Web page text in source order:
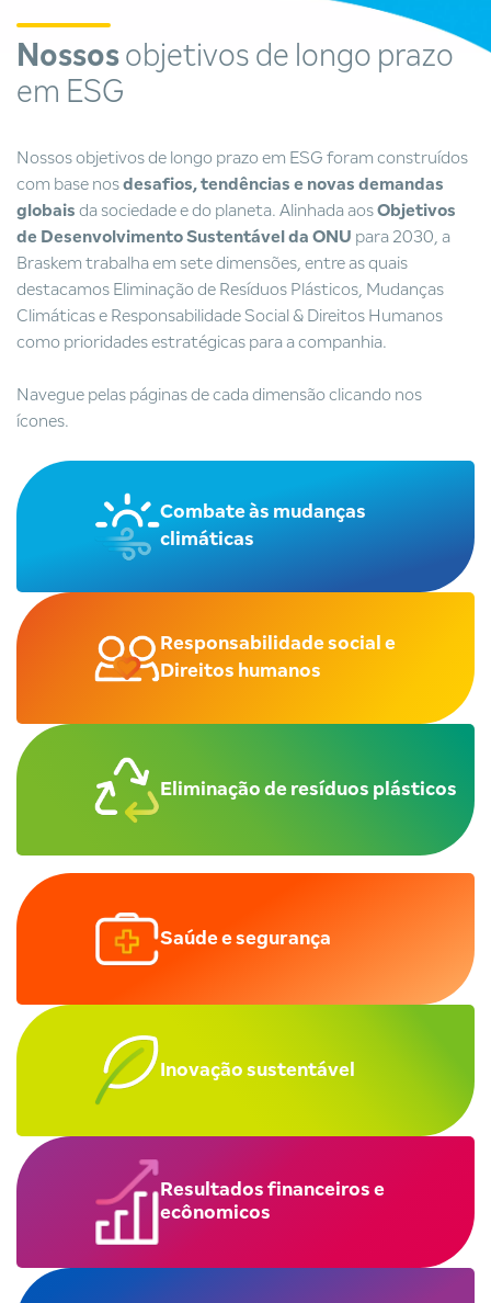
Nossos objetivos de longo prazo
em ESG
Nossos objetivos de longo prazo em ESG foram construídos
com base nosdesafios, tendências e novas demandas
globais da sociedade e do planeta. Alinhada aosObjetivos
de Desenvolvimento Sustentável da ONU para 2030, a
Braskem trabalha em sete dimensões, entre as quais
destacamos Eliminação de Resíduos Plásticos, Mudanças
Climáticas e Responsabilidade Social & Direitos Humanos
como prioridades estratégicas para a companhia.
Navegue pelas páginas de cada dimensão clicando nos
ícones.
Combate às mudanças
climáticas
Responsabilidade social e
Direitos humanos
Eliminação de resíduos plásticos
Saúde e segurança
Inovação sustentável
Resultados financeiros e
ecônomicos